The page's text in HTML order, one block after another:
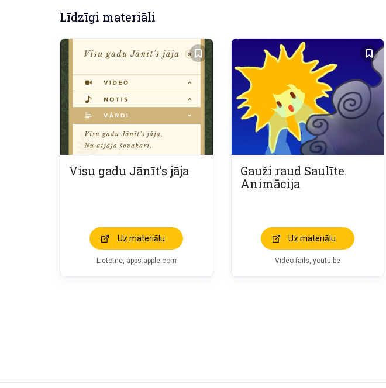
Līdzīgi materiāli
Visu gadu Jānīt’s jāja
Uz materiālu
Lietotne, apps.apple.com
Gauži raud Saulīte.
Animācija
Uz materiālu
Video fails, youtu.be